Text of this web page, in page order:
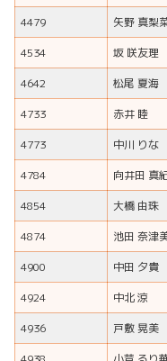
4479
矢野 真梨
4534
坂 咲友理
4642
松尾 夏海
4733
赤井 睦
4773
中川 りな
4784
向井田 真
4854
大橋 由珠
4874
池田 奈津
4900
中田 夕貴
4924
中北 涼
4936
戸敷 晃美